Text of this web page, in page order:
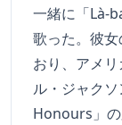
一緒に「Là-
歌った。彼
おり、アメ
ル・ジャク
Honours」